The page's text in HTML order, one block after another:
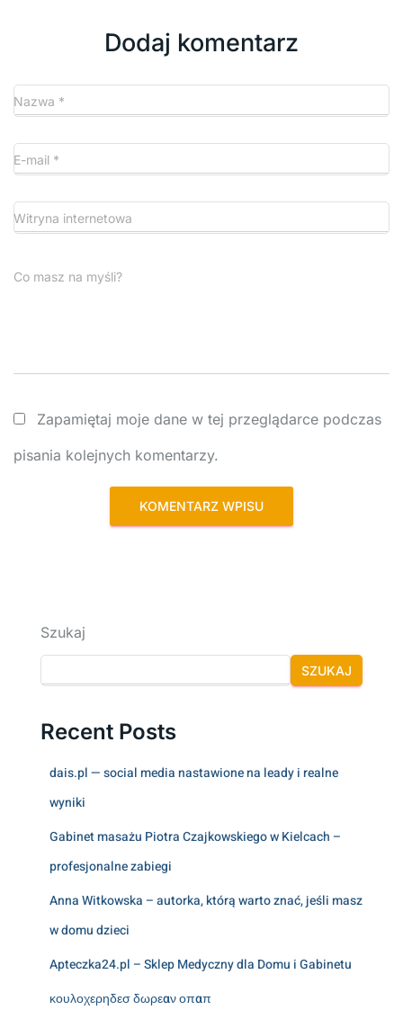
Dodaj komentarz
Nazwa *
E-mail *
Witryna internetowa
Co masz na myśli?
Zapamiętaj moje dane w tej przeglądarce podczas
pisania kolejnych komentarzy.
Szukaj
SZUKAJ
Recent Posts
dais.pl — social media nastawione na leady i realne
wyniki
Gabinet masażu Piotra Czajkowskiego w Kielcach –
profesjonalne zabiegi
Anna Witkowska – autorka, którą warto znać, jeśli masz
w domu dzieci
Apteczka24.pl – Sklep Medyczny dla Domu i Gabinetu
κουλοχερηδεσ δωρεαν οπαπ